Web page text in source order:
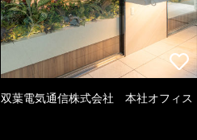
双葉電気通信株式会社 本社オフィス